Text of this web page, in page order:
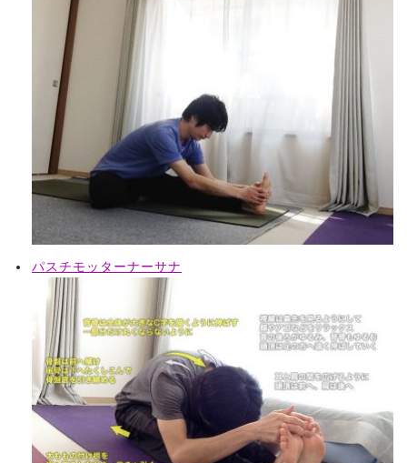
パスチモッターナーサナ